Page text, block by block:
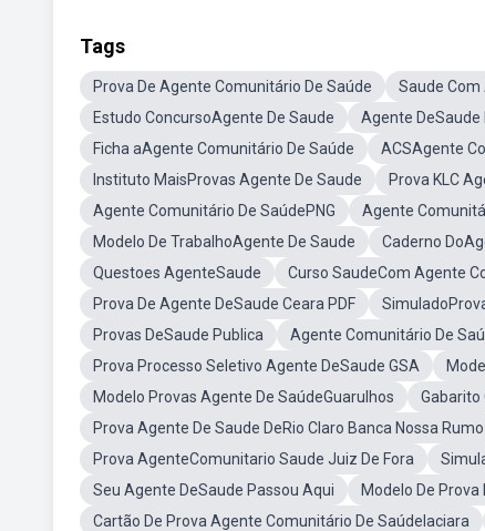
Tags
Prova De Agente Comunitário De Saúde Saude
Estudo ConcursoAgente De Saude
Agente DeSaude
Ficha aAgente Comunitário De Saúde
ACSAgente
Instituto MaisProvas Agente De Saude
Prova KLC
Agente Comunitário De SaúdePNG
Agente
Modelo De TrabalhoAgente De Saude
Caderno
Questoes AgenteSaude
Curso SaudeCom Agente
Prova De Agente DeSaude Ceara PDF
Provas DeSaude Publica
Agente Comunitário De
Prova Processo Seletivo Agente DeSaude GSA
Modelo Provas Agente De SaúdeGuarulhos
Gabarito
Prova Agente De Saude DeRio Claro Banca Nossa Rumo
Prova AgenteComunitario Saude Juiz De Fora
Seu Agente DeSaude Passou Aqui
Modelo De
Cartão De Prova Agente Comunitário De SaúdeIaciara